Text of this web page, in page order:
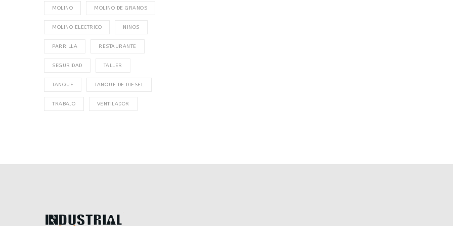
MOLINO MOLINO DE GRANOS
MOLINO ELECTRICO NIÑOS
PARRILLA RESTAURANTE
SEGURIDAD TALLER
TANQUE TANQUE DE DIESEL
TRABAJO VENTILADOR